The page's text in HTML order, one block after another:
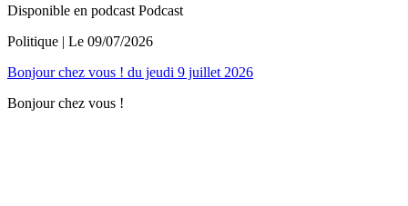
Disponible en podcast Podcast
Politique | Le 09/07/2026
Bonjour chez vous ! du jeudi 9 juillet 2026
Bonjour chez vous !